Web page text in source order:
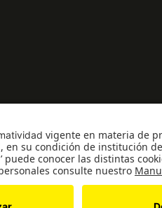
de mayo de 1964.